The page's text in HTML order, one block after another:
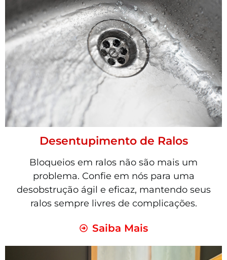
Desentupimento de Ralos
Bloqueios em ralos não são mais um
problema. Confie em nós para uma
desobstrução ágil e eficaz, mantendo seus
ralos sempre livres de complicações.
Saiba Mais